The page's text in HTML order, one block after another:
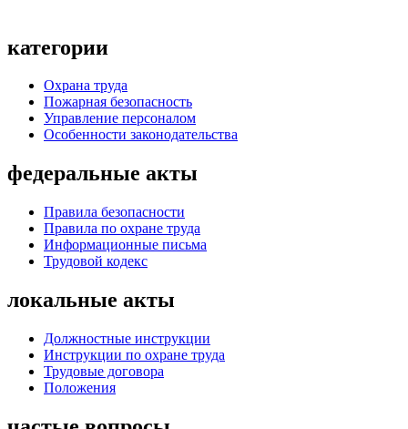
категории
Охрана труда
Пожарная безопасность
Управление персоналом
Особенности законодательства
федеральные акты
Правила безопасности
Правила по охране труда
Информационные письма
Трудовой кодекс
локальные акты
Должностные инструкции
Инструкции по охране труда
Трудовые договора
Положения